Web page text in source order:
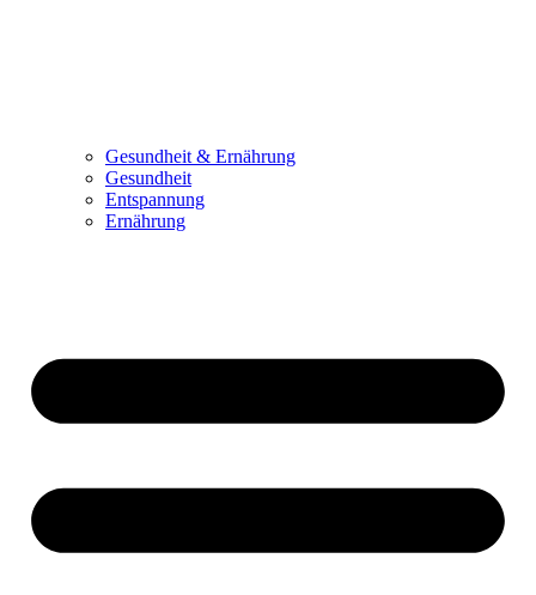
Gesundheit & Ernährung
Gesundheit
Entspannung
Ernährung